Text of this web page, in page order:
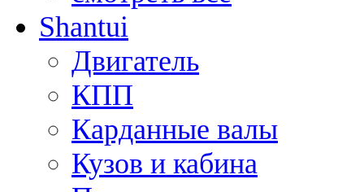
Shantui
Двигатель
КПП
Карданные валы
Кузов и кабина